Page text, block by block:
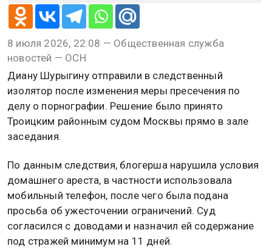
8 июля 2026, 22:08 — Общественная служба
новостей — ОСН
Диану Шурыгину отправили в следственный
изолятор после изменения меры пресечения по
делу о порнографии. Решение было принято
Троицким районным судом Москвы прямо в зале
заседания.
По данным следствия, блогерша нарушила условия
домашнего ареста, в частности использовала
мобильный телефон, после чего была подана
просьба об ужесточении ограничений. Суд
согласился с доводами и назначил ей содержание
под стражей минимум на 11 дней.